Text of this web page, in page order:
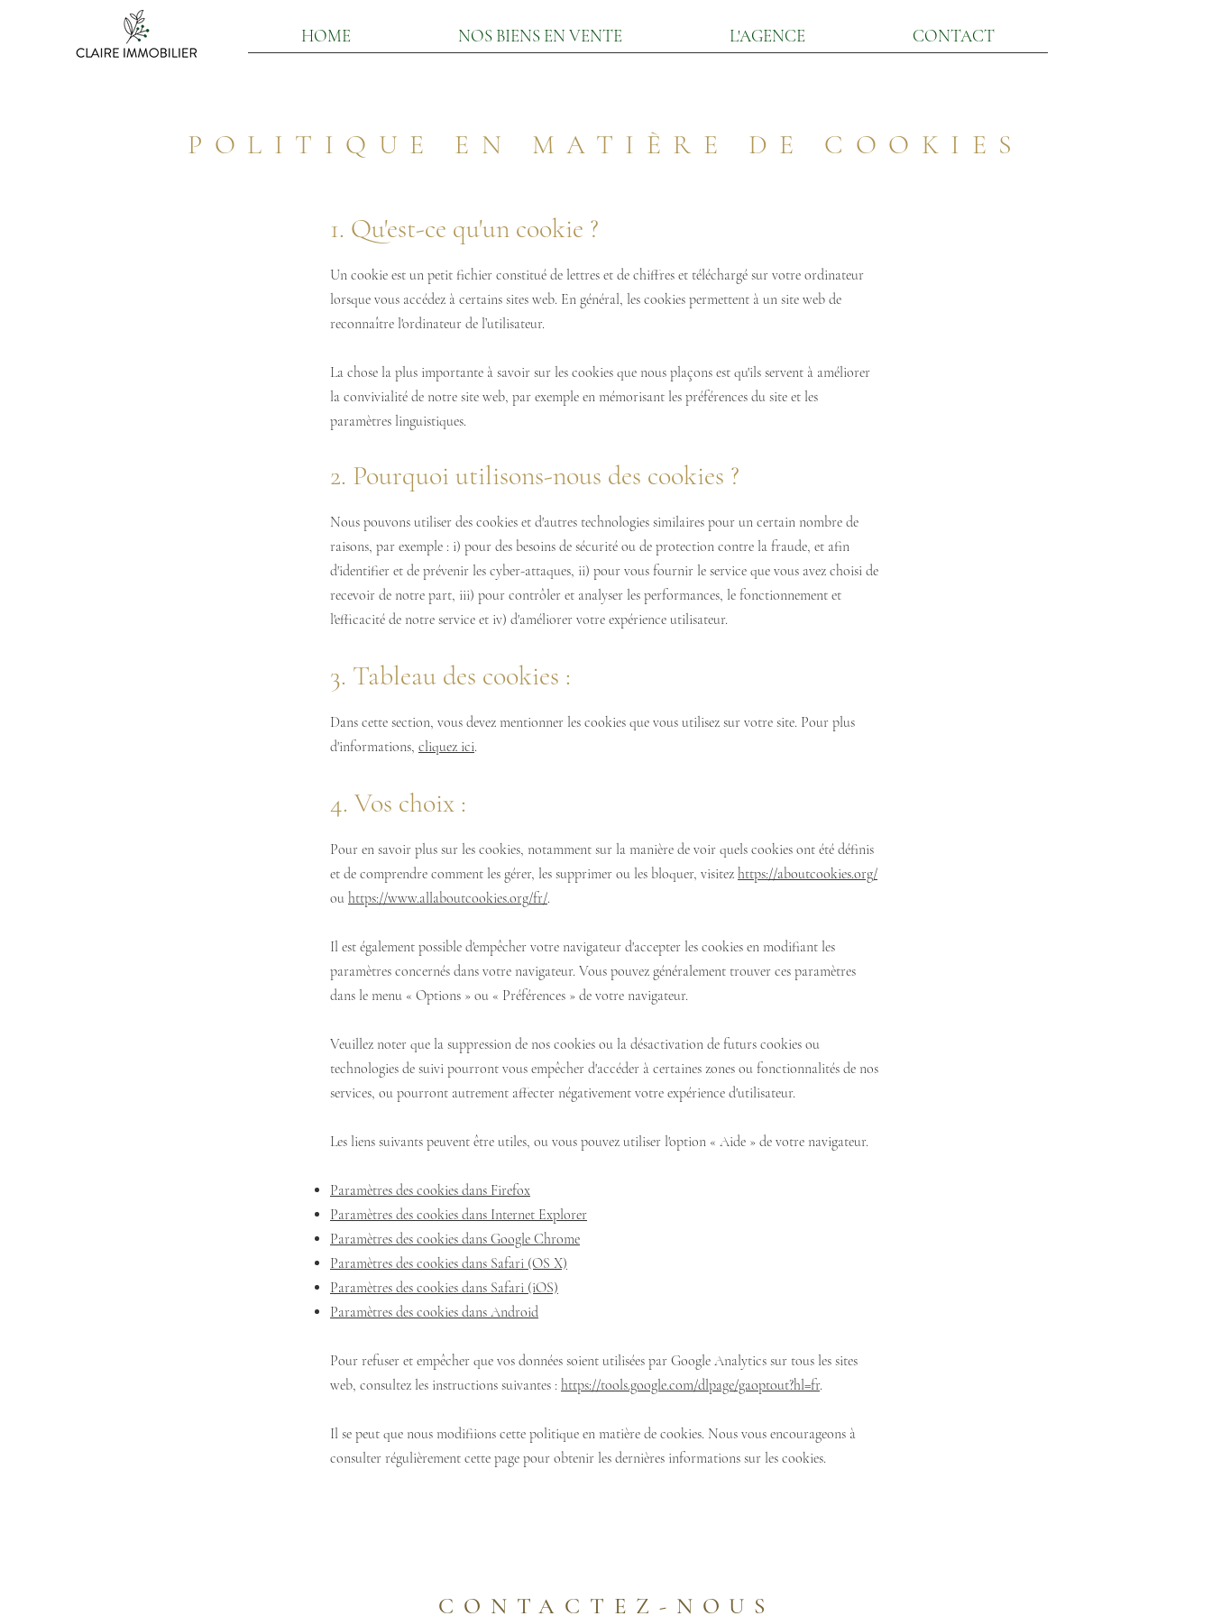
HOME NOS BIENS EN VENTE L'AGENCE CONTACT
POLITIQUE EN MATIÈRE DE COOKIES
1. Qu'est-ce qu'un cookie ?
Un cookie est un petit fichier constitué de lettres et de chiffres et téléchargé sur votre ordinateur
lorsque vous accédez à certains sites web. En général, les cookies permettent à un site web de
reconnaître l'ordinateur de l’utilisateur.
La chose la plus importante à savoir sur les cookies que nous plaçons est qu'ils servent à améliorer
la convivialité de notre site web, par exemple en mémorisant les préférences du site et les
paramètres linguistiques.
2. Pourquoi utilisons-nous des cookies ?
Nous pouvons utiliser des cookies et d'autres technologies similaires pour un certain nombre de
raisons, par exemple : i) pour des besoins de sécurité ou de protection contre la fraude, et afin
d'identifier et de prévenir les cyber-attaques, ii) pour vous fournir le service que vous avez choisi de
recevoir de notre part, iii) pour contrôler et analyser les performances, le fonctionnement et
l'efficacité de notre service et iv) d'améliorer votre expérience utilisateur.
3. Tableau des cookies :
Dans cette section, vous devez mentionner les cookies que vous utilisez sur votre site. Pour plus
d'informations, cliquez ici.
4. Vos choix :
Pour en savoir plus sur les cookies, notamment sur la manière de voir quels cookies ont été définis
et de comprendre comment les gérer, les supprimer ou les bloquer, visitez https://aboutcookies.org/
ou https://www.allaboutcookies.org/fr/.
Il est également possible d'empêcher votre navigateur d'accepter les cookies en modifiant les
paramètres concernés dans votre navigateur. Vous pouvez généralement trouver ces paramètres
dans le menu « Options » ou « Préférences » de votre navigateur.
Veuillez noter que la suppression de nos cookies ou la désactivation de futurs cookies ou
technologies de suivi pourront vous empêcher d'accéder à certaines zones ou fonctionnalités de nos
services, ou pourront autrement affecter négativement votre expérience d'utilisateur.
Les liens suivants peuvent être utiles, ou vous pouvez utiliser l'option « Aide » de votre navigateur.
Paramètres des cookies dans Firefox
Paramètres des cookies dans Internet Explorer
Paramètres des cookies dans Google Chrome
Paramètres des cookies dans Safari (OS X)
Paramètres des cookies dans Safari (iOS)
Paramètres des cookies dans Android
Pour refuser et empêcher que vos données soient utilisées par Google Analytics sur tous les sites
web, consultez les instructions suivantes : https://tools.google.com/dlpage/gaoptout?hl=fr.
Il se peut que nous modifiions cette politique en matière de cookies. Nous vous encourageons à
consulter régulièrement cette page pour obtenir les dernières informations sur les cookies.
CONTACTEZ-NOUS